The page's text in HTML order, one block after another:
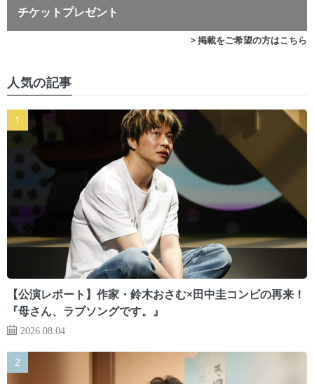
チケットプレゼント
> 掲載をご希望の方はこちら
人気の記事
【公演レポート】作家・鈴木おさむ×田中圭コンビの再来！
『母さん、ラブソングです。』
2026.08.04